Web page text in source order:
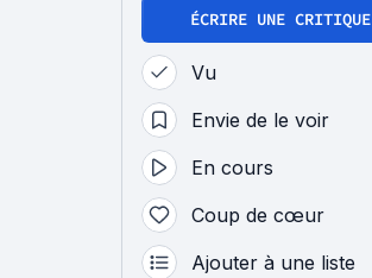
ÉCRIRE UNE CRITIQUE
Vu
Envie de le voir
En cours
Coup de cœur
Ajouter à une liste